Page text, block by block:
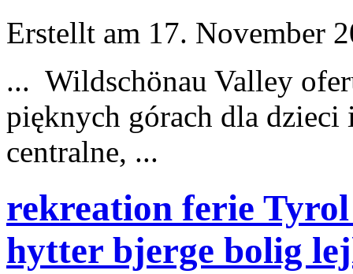
Erstellt am 17. November
... Wildschönau Valley
pięknych górach dla
centralne, ...
rekreation ferie
hytter bjerge bolig